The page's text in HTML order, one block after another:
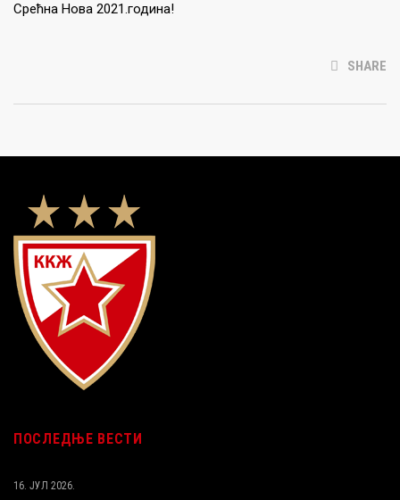
Срећна Нова 2021.година!
SHARE
ПОСЛЕДЊЕ ВЕСТИ
16. ЈУЛ 2026.